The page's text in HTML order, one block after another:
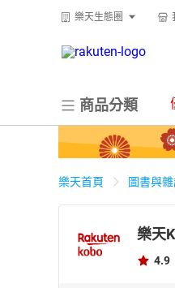
樂天生態圈
商品分類
樂天首頁 圖書與
樂天
4.9